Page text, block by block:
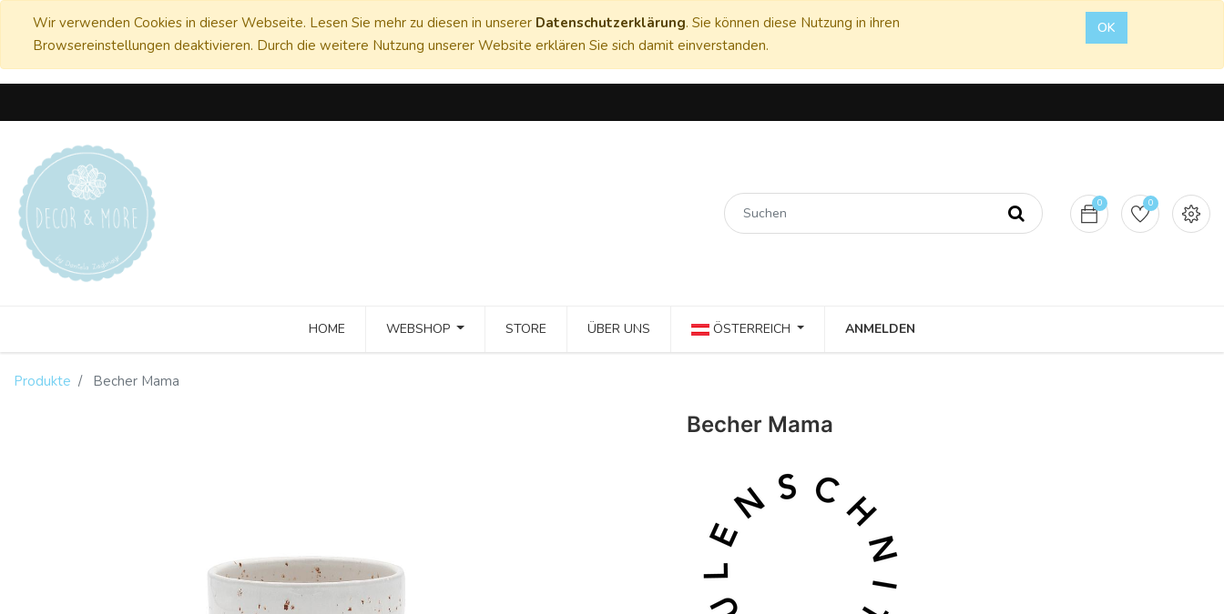
Wir verwenden Cookies in dieser Webseite. Lesen Sie mehr zu diesen in unserer Datenschutzerklärung. Sie können diese Nutzung in ihren
Browsereinstellungen deaktivieren. Durch die weitere Nutzung unserer Website erklären Sie sich damit einverstanden.
OK
0 0
HOME WEBSHOP STORE ÜBER UNS ÖSTERREICH ANMELDEN
Produkte Becher Mama
Becher Mama